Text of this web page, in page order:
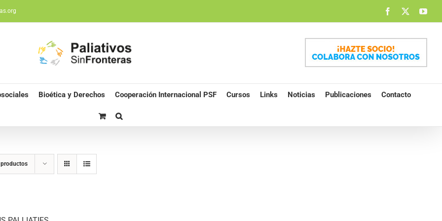
Facebook
Bioética y Derechos Cooperación Internacional PSF Cursos Links Noticias Publicaciones Contacto